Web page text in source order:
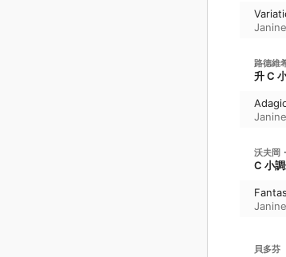
路德維
升 C
沃夫岡
C 小
貝多芬